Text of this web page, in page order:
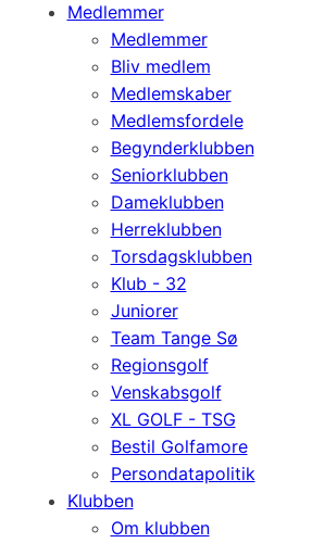
Medlemmer
Medlemmer
Bliv medlem
Medlemskaber
Medlemsfordele
Begynderklubben
Seniorklubben
Dameklubben
Herreklubben
Torsdagsklubben
Klub - 32
Juniorer
Team Tange Sø
Regionsgolf
Venskabsgolf
XL GOLF - TSG
Bestil Golfamore
Persondatapolitik
Klubben
Om klubben